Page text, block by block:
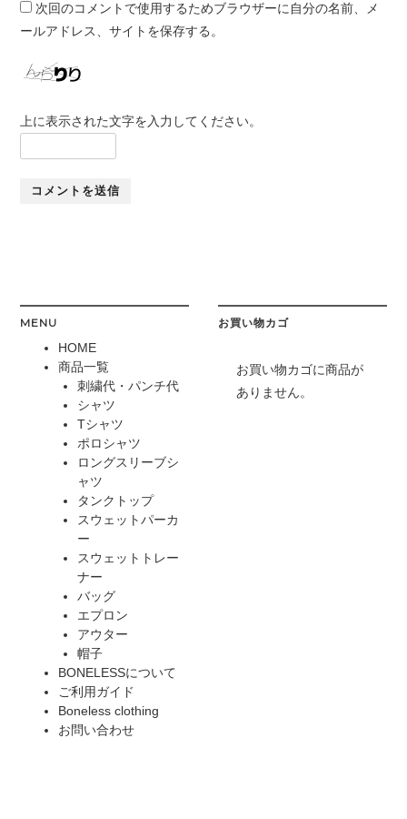
次回のコメントで使用するためブラウザーに自分の名前、メ
ールアドレス、サイトを保存する。
上に表示された文字を入力してください。
MENU
HOME
商品一覧
刺繍代・パンチ代
シャツ
Tシャツ
ポロシャツ
ロングスリーブシ
ャツ
タンクトップ
スウェットパーカ
ー
スウェットトレー
ナー
バッグ
エプロン
アウター
帽子
BONELESSについて
ご利用ガイド
Boneless clothing
お問い合わせ
お買い物カゴ
お買い物カゴに商品が
ありません。